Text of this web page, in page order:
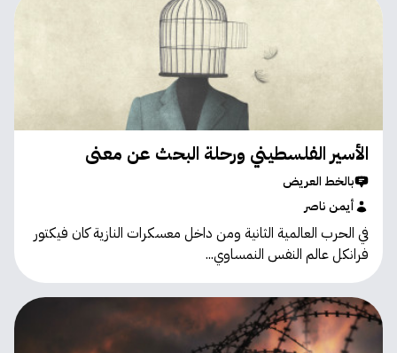
الأسير الفلسطيني ورحلة البحث عن معنى
بالخط العريض
أيمن ناصر
في الحرب العالمية الثانية ومن داخل معسكرات النازية كان فيكتور
فرانكل عالم النفس النمساوي...